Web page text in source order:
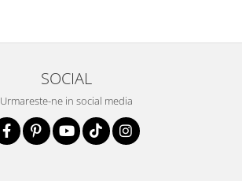
SOCIAL
Urmareste-ne in social media